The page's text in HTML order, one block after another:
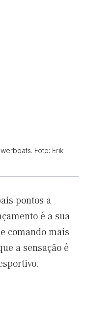
Foto: Erik
pontos a
é a sua
comando mais
a sensação é